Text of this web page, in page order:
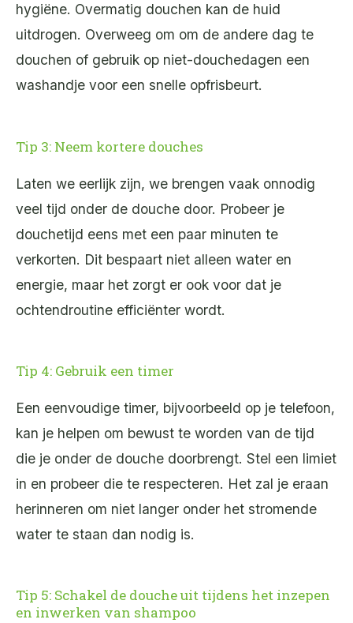
hygiëne. Overmatig douchen kan de huid
uitdrogen. Overweeg om om de andere dag te
douchen of gebruik op niet-douchedagen een
washandje voor een snelle opfrisbeurt.
Tip 3: Neem kortere douches
Laten we eerlijk zijn, we brengen vaak onnodig
veel tijd onder de douche door. Probeer je
douchetijd eens met een paar minuten te
verkorten. Dit bespaart niet alleen water en
energie, maar het zorgt er ook voor dat je
ochtendroutine efficiënter wordt.
Tip 4: Gebruik een timer
Een eenvoudige timer, bijvoorbeeld op je telefoon,
kan je helpen om bewust te worden van de tijd
die je onder de douche doorbrengt. Stel een limiet
in en probeer die te respecteren. Het zal je eraan
herinneren om niet langer onder het stromende
water te staan dan nodig is.
Tip 5: Schakel de douche uit tijdens het inzepen
en inwerken van shampoo